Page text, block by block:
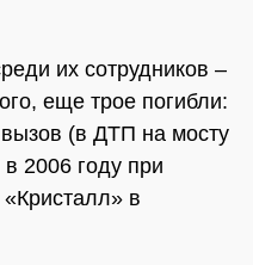
их сотрудников –
еще трое погибли:
(в ДТП на мосту
2006 году при
в